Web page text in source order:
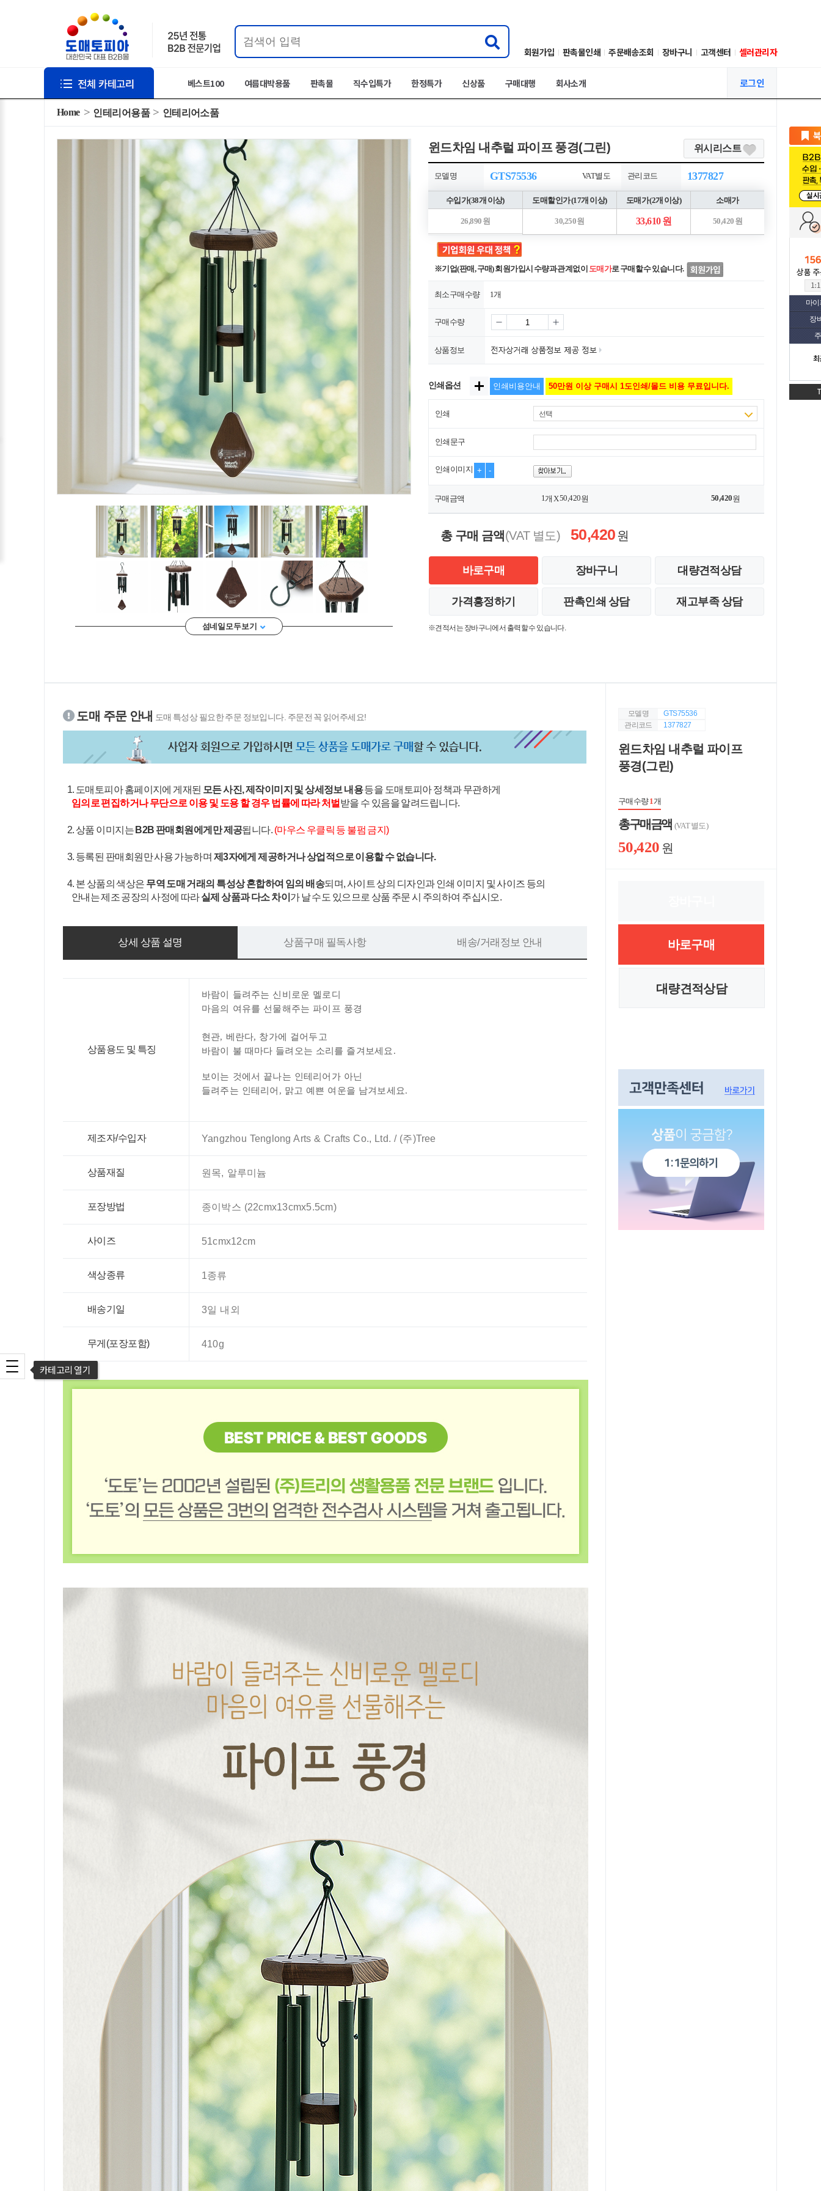
회원가입 판촉물인쇄 주문배송조회 장바구니 고객센터 셀러관리자
베스트100 여름대박용품 판촉물 직수입특가 한정특가 신상품 구매대행 회사소개 로그인
마
장
카테고리 열기
Home 인테리어용품 인테리어소품
섬네일 모두 보기
윈드차임 내추럴 파이프 풍경(그린) 위시리스트
모델명 GTS75536 VAT별도 관리코드 1377827
수입가(38개 이상) 도매할인가 (17개 이상) 도매가 (2개 이상) 소매가
26,890 원 30,250 원 33,610 원 50,420 원
※기업(판매, 구매) 회원가입시 수량과 관계없이 도매가로 구매할 수 있습니다.
최소구매수량 1개
구매수량
상품정보
인쇄옵션 인쇄비용안내 50만원 이상 구매시 1도인쇄/몰드 비용 무료입니다.
인쇄 선택
인쇄문구
인쇄이미지 + -
구매금액 1개 X50,420원 50,420원
총 구매 금액(VAT 별도) 50,420원
바로구매 장바구니 대량견적상담
가격흥정하기 판촉인쇄 상담 재고부족 상담
※견적서는 장바구니에서 출력할 수 있습니다.
도매 주문 안내 도매 특성상 필요한 주문 정보입니다. 주문전 꼭 읽어주세요!
1. 도매토피아 홈페이지에 게재된 모든 사진, 제작이미지 및 상세정보 내용등을 도매토피아 정책과 무관하게
임의로 편집하거나 무단으로 이용 및 도용 할 경우 법률에 따라 처벌 받을 수 있음을 알려드립니다.
2. 상품 이미지는 B2B 판매회원에게만 제공됩니다. (마우스 우클릭 등 불펌 금지)
3. 등록된 판매회원만 사용 가능하며 제3자에게 제공하거나 상업적으로 이용할 수 없습니다.
4. 본 상품의 색상은 무역 도매 거래의 특성상 혼합하여 임의 배송되며, 사이트 상의 디자인과 인쇄 이미지 및 사이즈 등의
안내는 제조 공장의 사정에 따라실제 상품과 다소 차이 가 날 수도 있으므로 상품 주문 시 주의하여 주십시오.
상세 상품 설명 상품구매 필독사항 배송/거래정보 안내
상품용도 및 특징
바람이 들려주는 신비로운 멜로디
마음의 여유를 선물해주는 파이프 풍경
현관, 베란다, 창가에 걸어두고
바람이 불 때마다 들려오는 소리를 즐겨보세요.
보이는 것에서 끝나는 인테리어가 아닌
들려주는 인테리어, 맑고 예쁜 여운을 남겨보세요.
제조자/수입자 Yangzhou Tenglong Arts & Crafts Co., Ltd. / (주)Tree
상품재질 원목, 알루미늄
포장방법 종이박스 (22cmx13cmx5.5cm)
사이즈 51cmx12cm
색상종류 1종류
배송기일 3일 내외
무게(포장포함) 410g
모델명
GTS75536
관리코드
1377827
윈드차임 내추럴 파이프
풍경(그린)
구매수량1개
총 구매 금액 (VAT 별도)
50,420 원
바로구매
대량견적상담